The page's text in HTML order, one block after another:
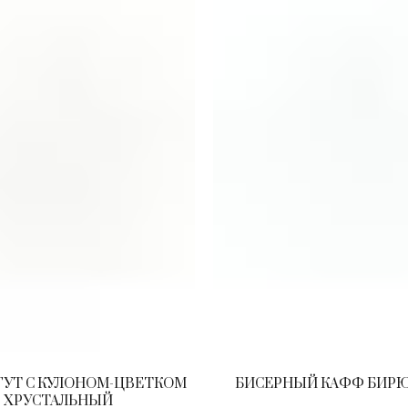
С КУЛОНОМ-ЦВЕТКОМ
ХРУСТАЛЬНЫЙ
БИСЕРНЫЙ КАФФ